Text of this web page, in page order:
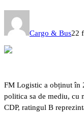
Cargo & Bus22
FM Logistic a obținut în
politica sa de mediu, cu
CDP, ratingul B